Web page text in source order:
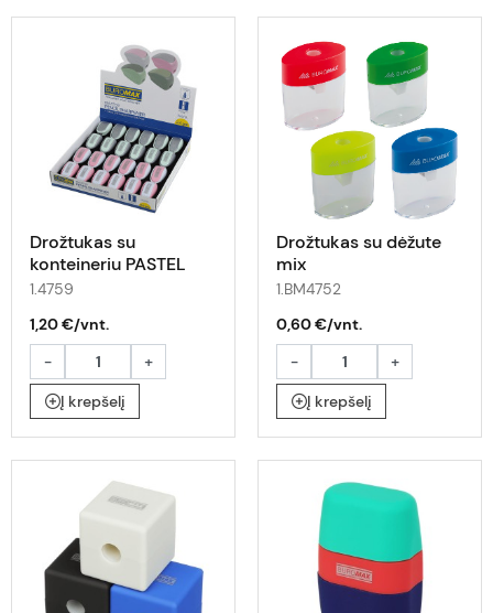
Drožtukas su
konteineriu PASTEL
mix
1.4759
1,20 €/vnt.
-
+
Į krepšelį
Drožtukas su dėžute
mix
1.BM4752
0,60 €/vnt.
-
+
Į krepšelį